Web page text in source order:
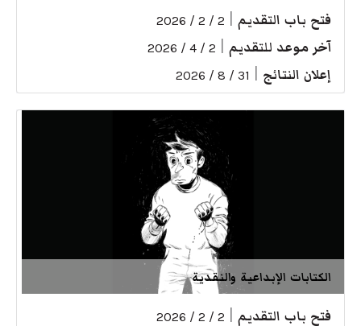
فتح باب التقديم 2 / 2 / 2026
آخر موعد للتقديم 2 / 4 / 2026
إعلان النتائج 31 / 8 / 2026
الكتابات الإبداعية والنقدية
فتح باب التقديم 2 / 2 / 2026